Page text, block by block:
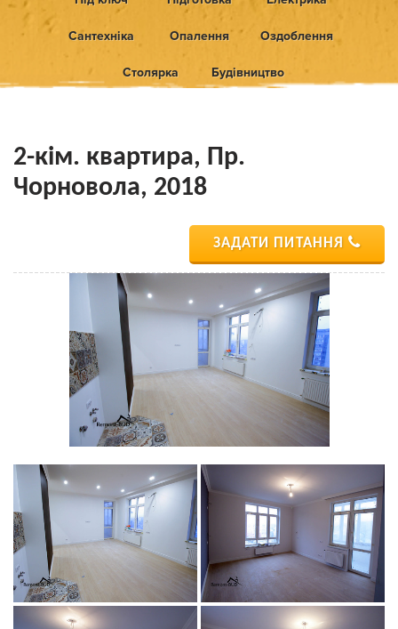
Сантехніка Опалення Оздоблення
Столярка Будівництво
2-кім. квартира, Пр.
Чорновола, 2018
ЗАДАТИ ПИТАННЯ